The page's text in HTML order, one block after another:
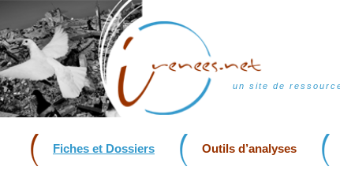
un site de
Fiches et Dossiers Outils d’analyses